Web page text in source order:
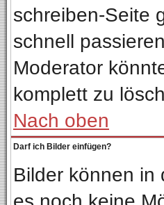
schreiben-Seite
schnell
Moderator
komplett zu
Nach oben
Darf ich Bilder einfügen?
Bilder können in